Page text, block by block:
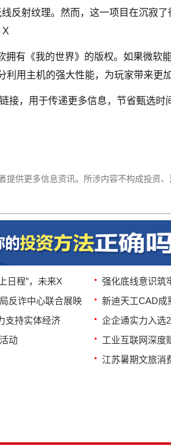
反射纹理。然而，这一项目在沉寂
X
拥有《我的世界》的版权。如果微软
用主机的强大性能，为玩家带来更
接，用于传递更多信息，节省甄选时
供更多信息资讯。所涉内容不构成投资、
日程”，未来X
强化底线意识筑
反诈中心联合展映
新迪天工CAD成
支持实体经济
企企通实力入选
动
工业互联网深度
江苏暑期文旅消